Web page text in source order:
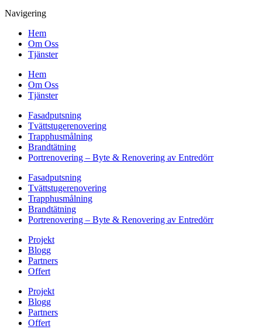
Navigering
Hem
Om Oss
Tjänster
Hem
Om Oss
Tjänster
Fasadputsning
Tvättstugerenovering
Trapphusmålning
Brandtätning
Portrenovering – Byte & Renovering av Entredörr
Fasadputsning
Tvättstugerenovering
Trapphusmålning
Brandtätning
Portrenovering – Byte & Renovering av Entredörr
Projekt
Blogg
Partners
Offert
Projekt
Blogg
Partners
Offert